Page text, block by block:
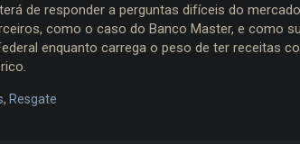
de responder a perguntas difíceis do
como o caso do Banco Master, e como
enquanto carrega o peso de ter receitas
, Resgate